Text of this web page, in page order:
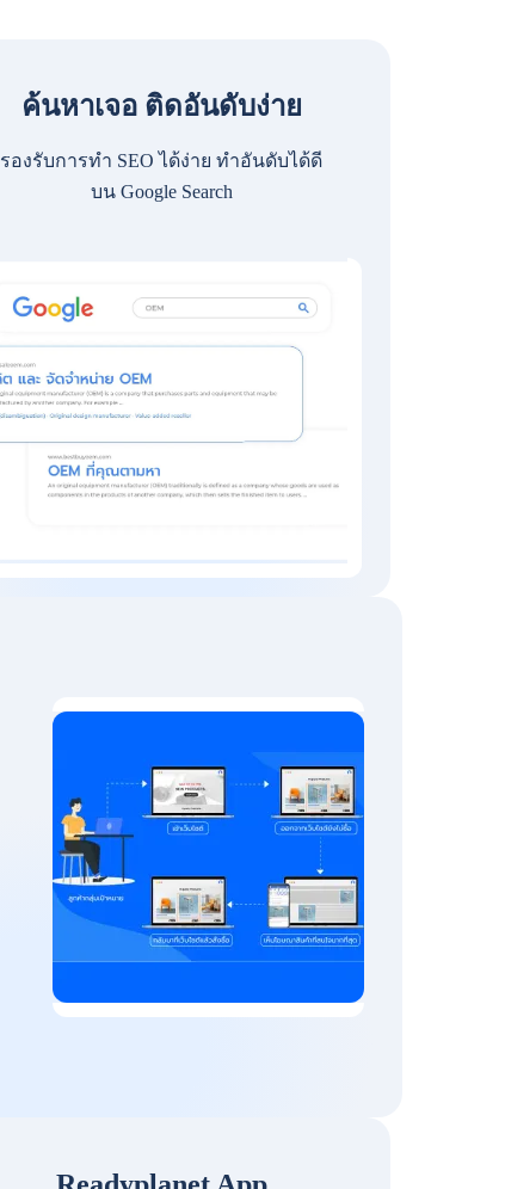
ค้นหาเจอ ติดอันดับง่าย
รองรับการทำ SEO ได้ง่าย ทำอันดับได้ดี
บน Google Search